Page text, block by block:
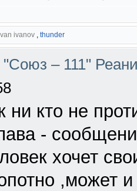
ivanov , thunder
"Союз – 111"
ни кто не
-
хочет
,может